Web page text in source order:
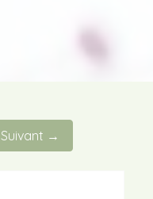
Suivant →